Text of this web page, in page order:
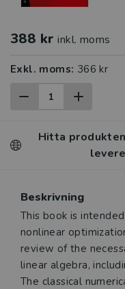
388 kr inkl. moms
Exkl. moms: 366 kr
Hitta
Beskrivning
Beskrivning
This book is
nonlinear
review of the
linear algebra,
The classical